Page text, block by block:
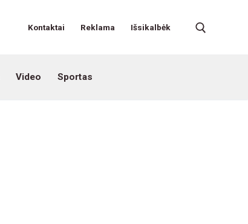
Kontaktai Reklama Išsikalbėk
Video Sportas